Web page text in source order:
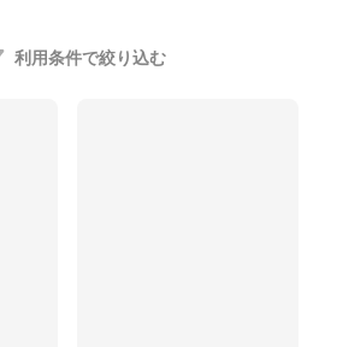
利用条件で絞り込む